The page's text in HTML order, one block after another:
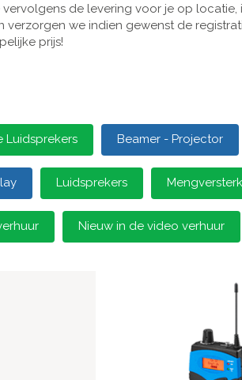
vervolgens de levering voor je op
verzorgen we indien gewenst de
prijs!
Luidsprekers Beamer - Projector
Luidsprekers
Nieuw in de video verhuur